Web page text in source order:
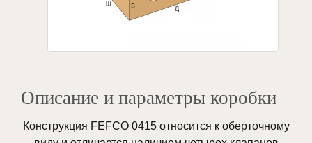
Описание и параметры коробки
Конструкция FEFCO 0415 относится к оберточному